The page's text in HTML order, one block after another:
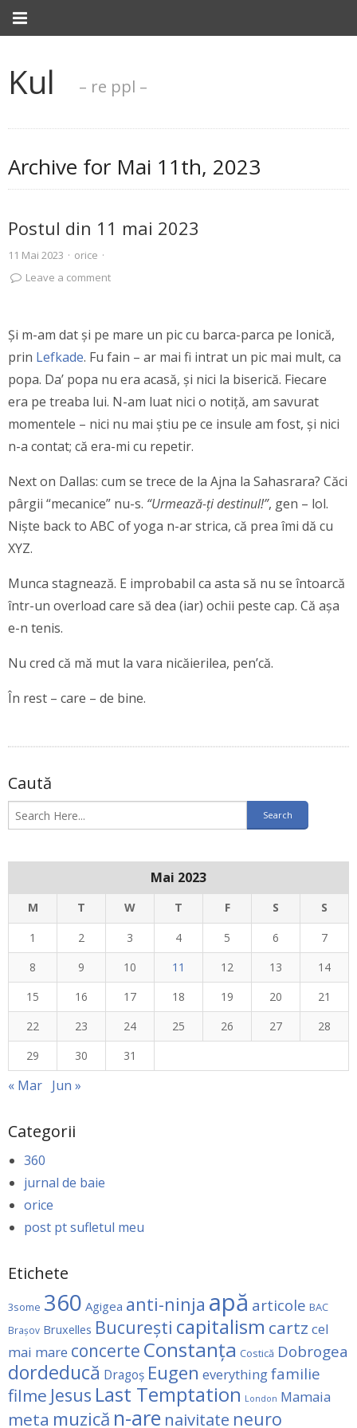
Kul – re ppl –
Archive for Mai 11th, 2023
Postul din 11 mai 2023
11 Mai 2023 · orice ·
Leave a comment
Și m-am dat și pe mare un pic cu barca-parca pe Ionică,
prin Lefkade. Fu fain – ar mai fi intrat un pic mai mult, ca
popa. Da’ popa nu era acasă, și nici la biserică. Fiecare
era pe treaba lui. N-am luat nici o notiță, am savurat
momentele – nici nu mai știu pe ce insule am fost, și nici
n-a contat; că era-mi cu repetir.
Next on Dallas: cum se trece de la Ajna la Sahasrara? Căci
pârgii “mecanice” nu-s. “Urmează-ți destinul!”, gen – lol.
Niște back to ABC of yoga n-ar strica, că prea îmi dă cu
XYZ.
Munca stagnează. E improbabil ca asta să nu se întoarcă
într-un overload care să dea (iar) ochii peste cap. Că așa
e-n tenis.
Nu cred că mă mut la vara nicăierilea, pen’că.
În rest – care – de bine.
Caută
Mai 2023
M T W T F S
S
1
2 3 4 5 6
7
8
9 10 11 12 13
14
15
16 17 18 19 20
21
22
23 24 25 26 27
28
29
30 31
« Mar Jun »
Categorii
360
jurnal de baie
orice
post pt sufletul meu
Etichete
3some 360 Agigea anti-ninja apă articole BAC
Brașov Bruxelles Bucureşti capitalism cartz cel
mai mare concerte Constanţa Costică Dobrogea
dordeducă Dragoş Eugen everythingfamilie
filme Jesus Last Temptation London Mamaia
meta muzică n-are naivitate neuro